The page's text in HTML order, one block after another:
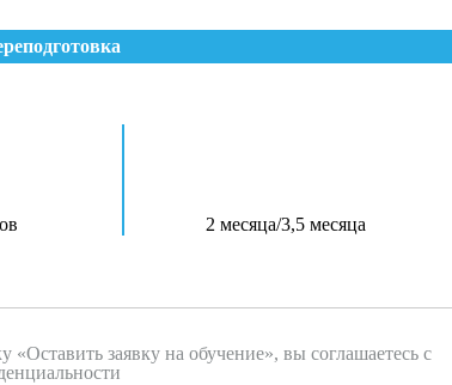
2 месяца/3,5 месяца
заявку на обучение», вы соглашаетесь с